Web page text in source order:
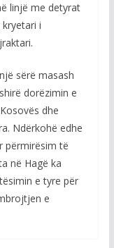
linjë me detyrat
i
sërë masash
dorëzimin e
dhe
Ndërkohë edhe
përmirësim të
në Hagë ka
e tyre për
e